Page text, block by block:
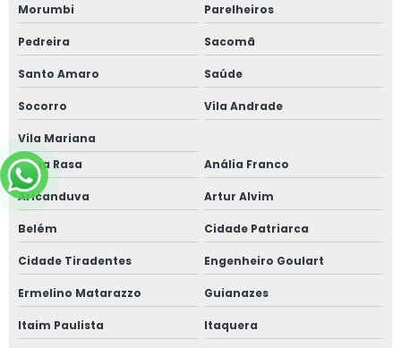
Morumbi Parelheiros
Pedreira Sacomã
Santo Amaro Saúde
Socorro Vila Andrade
Vila Mariana
Água Rasa
Anália Franco
Aricanduva Artur Alvim
Belém Cidade Patriarca
Cidade Tiradentes Engenheiro Goulart
Ermelino Matarazzo Guianazes
Itaim Paulista Itaquera